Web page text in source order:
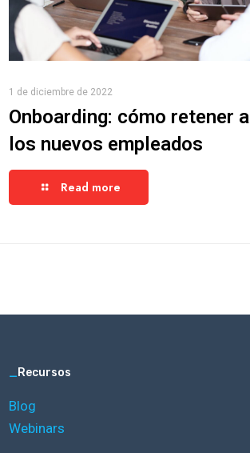
1 de diciembre de 2022
Onboarding: cómo retener a
los nuevos empleados
Read more
_Recursos
Blog
Webinars